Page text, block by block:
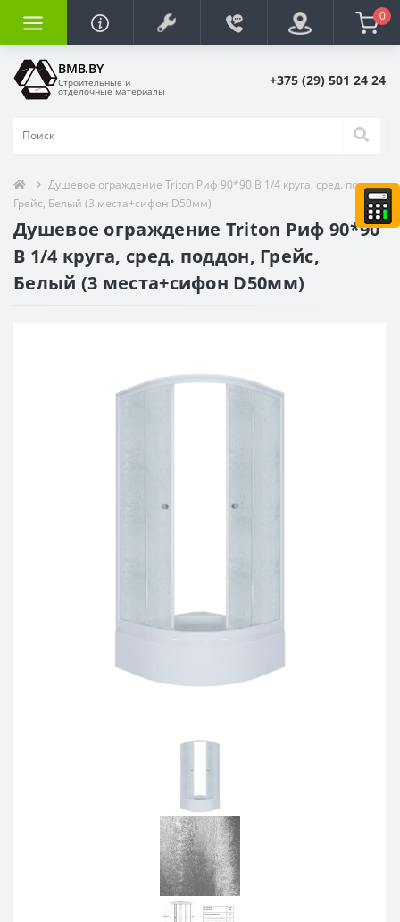
0
BMB.BY
Строительные и
отделочные материалы
+375 (29) 501 24 24
Душевое ограждение Triton Риф 90*90 В 1/4 круга, сред. поддон,
Грейс, Белый (3 места+сифон D50мм)
Душевое ограждение Triton Риф 90*90
В 1/4 круга, сред. поддон, Грейс,
Белый (3 места+сифон D50мм)